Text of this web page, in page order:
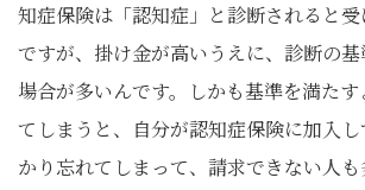
知症保険は「認知症」と診断されると
ですが、掛け金が高いうえに、診断の
場合が多いんです。しかも基準を満た
てしまうと、自分が認知症保険に加入し
かり忘れてしまって、請求できない人